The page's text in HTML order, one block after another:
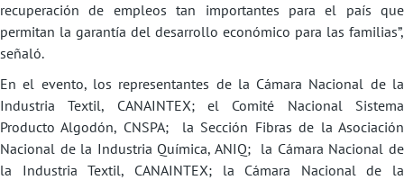
recuperación de empleos tan importantes para el país que
permitan la garantía del desarrollo económico para las familias”,
señaló.
En el evento, los representantes de la Cámara Nacional de la
Industria Textil, CANAINTEX; el Comité Nacional Sistema
Producto Algodón, CNSPA; la Sección Fibras de la Asociación
Nacional de la Industria Química, ANIQ; la Cámara Nacional de
la Industria Textil, CANAINTEX; la Cámara Nacional de la